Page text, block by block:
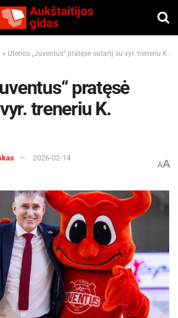
» Utenos „Juventus“ pratęsė sutartį su vyr. treneriu K.
pratęsė
treneriu K.
2026-02-14
AA